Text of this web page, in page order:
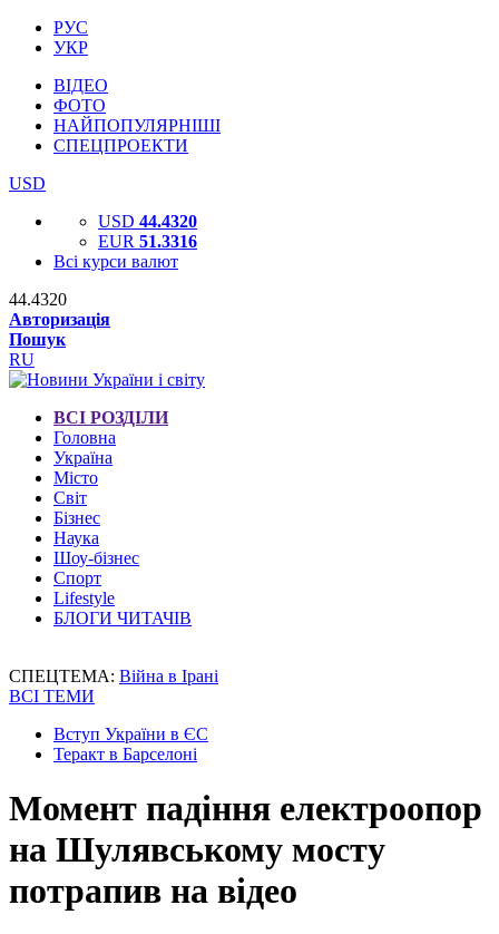
РУС
УКР
ВІДЕО
ФОТО
НАЙПОПУЛЯРНІШІ
СПЕЦПРОЕКТИ
USD
USD 44.4320
EUR 51.3316
Всі курси валют
44.4320
Авторизація
Пошук
RU
ВСІ РОЗДІЛИ
Головна
Україна
Місто
Світ
Бізнес
Наука
Шоу-бізнес
Спорт
Lifestyle
БЛОГИ ЧИТАЧІВ
СПЕЦТЕМА: Війна в Ірані
ВСІ ТЕМИ
Вступ України в ЄС
Теракт в Барселоні
Момент падіння електроопор
на Шулявському мосту
потрапив на відео